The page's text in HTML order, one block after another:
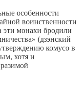
особенности
воинственности
эти монахи бродили
(дзэнский
комусо в
хотя и